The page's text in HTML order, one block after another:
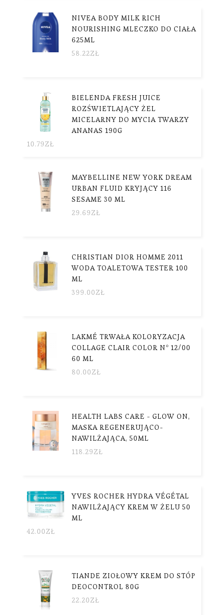
NIVEA BODY MILK RICH
NOURISHING MLECZKO DO CIAŁA
625ML
58.22ZŁ
BIELENDA FRESH JUICE
ROZŚWIETLAJĄCY ŻEL
MICELARNY DO MYCIA TWARZY
ANANAS 190G
10.79ZŁ
MAYBELLINE NEW YORK DREAM
URBAN FLUID KRYJĄCY 116
SESAME 30 ML
29.69ZŁ
CHRISTIAN DIOR HOMME 2011
WODA TOALETOWA TESTER 100
ML
399.00ZŁ
LAKMÉ TRWAŁA KOLORYZACJA
COLLAGE CLAIR COLOR Nº 12/00
60 ML
80.00ZŁ
HEALTH LABS CARE - GLOW ON,
MASKA REGENERUJĄCO-
NAWILŻAJĄCA, 50ML
118.29ZŁ
YVES ROCHER HYDRA VÉGÉTAL
NAWILŻAJĄCY KREM W ŻELU 50
ML
42.00ZŁ
TIANDE ZIOŁOWY KREM DO STÓP
DEOCONTROL 80G
22.20ZŁ